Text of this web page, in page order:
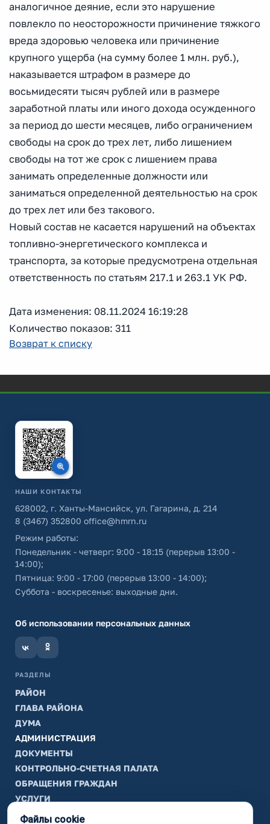
аналогичное деяние, если это нарушение
повлекло по неосторожности причинение тяжкого
вреда здоровью человека или причинение
крупного ущерба (на сумму более 1 млн. руб.),
наказывается штрафом в размере до
восьмидесяти тысяч рублей или в размере
заработной платы или иного дохода осужденного
за период до шести месяцев, либо ограничением
свободы на срок до трех лет, либо лишением
свободы на тот же срок с лишением права
занимать определенные должности или
заниматься определенной деятельностью на срок
до трех лет или без такового.
Новый состав не касается нарушений на объектах
топливно-энергетического комплекса и
транспорта, за которые предусмотрена отдельная
ответственность по статьям 217.1 и 263.1 УК РФ.
Дата изменения: 08.11.2024 16:19:28
Количество показов: 311
Возврат к списку
НАШИ КОНТАКТЫ
628002, г. Ханты-Мансийск, ул. Гагарина, д. 214
8 (3467) 352800 office@hmrn.ru
Режим работы:
Понедельник - четверг: 9:00 - 18:15 (перерыв 13:00 -
14:00);
Пятница: 9:00 - 17:00 (перерыв 13:00 - 14:00);
Суббота - воскресенье: выходные дни.
Об использовании персональных данных
РАЗДЕЛЫ
РАЙОН
ГЛАВА РАЙОНА
ДУМА
АДМИНИСТРАЦИЯ
ДОКУМЕНТЫ
КОНТРОЛЬНО-СЧЕТНАЯ ПАЛАТА
ОБРАЩЕНИЯ ГРАЖДАН
УСЛУГИ
ТИК
Файлы cookie